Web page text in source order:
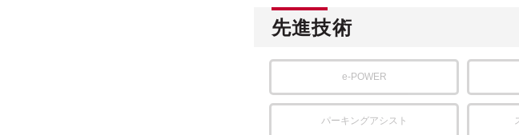
先進技術
e-POWER
パーキングアシスト